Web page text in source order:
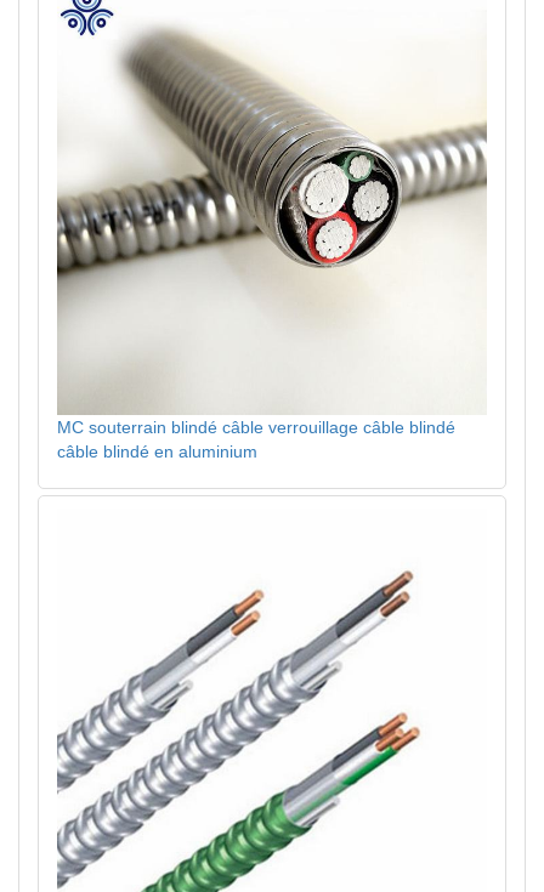
MC souterrain blindé câble verrouillage câble blindé
câble blindé en aluminium